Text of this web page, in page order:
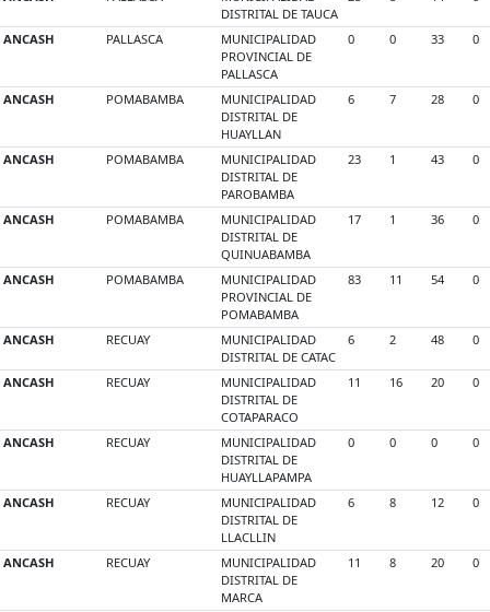
DISTRITAL DE TAUCA
ANCASH PALLASCA
MUNICIPALIDAD
PROVINCIAL DE
PALLASCA
0 0 33 0
ANCASH POMABAMBA
MUNICIPALIDAD
DISTRITAL DE
HUAYLLAN
6 7 28 0
ANCASH POMABAMBA
MUNICIPALIDAD
DISTRITAL DE
PAROBAMBA
23 1 43 0
ANCASH POMABAMBA
MUNICIPALIDAD
DISTRITAL DE
QUINUABAMBA
17 1 36 0
ANCASH POMABAMBA
MUNICIPALIDAD
PROVINCIAL DE
POMABAMBA
83 11 54 0
ANCASH RECUAY
MUNICIPALIDAD
DISTRITAL DE CATAC
6 2 48 0
ANCASH RECUAY
MUNICIPALIDAD
DISTRITAL DE
COTAPARACO
11 16 20 0
ANCASH RECUAY
MUNICIPALIDAD
DISTRITAL DE
HUAYLLAPAMPA
0 0 0 0
ANCASH RECUAY
MUNICIPALIDAD
DISTRITAL DE
LLACLLIN
6 8 12 0
ANCASH RECUAY
MUNICIPALIDAD
DISTRITAL DE
MARCA
11 8 20 0